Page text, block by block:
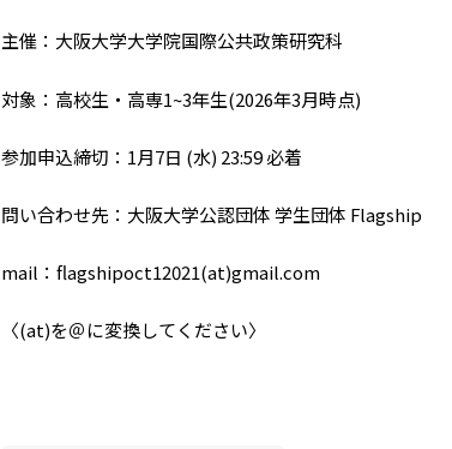
主催：大阪大学大学院国際公共政策研究科
対象：高校生・高専1~3年生(2026年3月時点)
参加申込締切：1月7日 (水) 23:59 必着
問い合わせ先：大阪大学公認団体 学生団体 Flagship
mail：flagshipoct12021(at)gmail.com
〈(at)を＠に変換してください〉